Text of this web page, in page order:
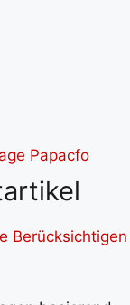
Berücksichtigen